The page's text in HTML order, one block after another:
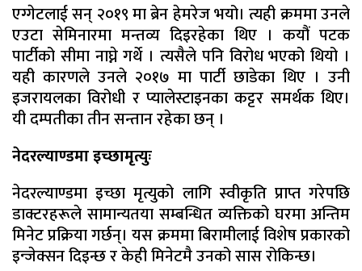
एग्गेटलाई सन् २०१९ मा ब्रेन हेमरेज भयो। त्यही क्रममा उनले
एउटा सेमिनारमा मन्तव्य दिइरहेका थिए । कयौं पटक
पार्टीको सीमा नाघ्ने गर्थे । त्यसैले पनि विरोध भएको थियो ।
यही कारणले उनले २०१७ मा पार्टी छाडेका थिए । उनी
इजरायलका विरोधी र प्यालेस्टाइनका कट्टर समर्थक थिए।
यी दम्पतीका तीन सन्तान रहेका छन् ।
नेदरल्याण्डमा इच्छामृत्युः
नेदरल्याण्डमा इच्छा मृत्युको लागि स्वीकृति प्राप्त गरेपछि
डाक्टरहरूले सामान्यतया सम्बन्धित व्यक्तिको घरमा अन्तिम
मिनेट प्रक्रिया गर्छन्। यस क्रममा बिरामीलाई विशेष प्रकारको
इन्जेक्सन दिइन्छ र केही मिनेटमै उनको सास रोकिन्छ।